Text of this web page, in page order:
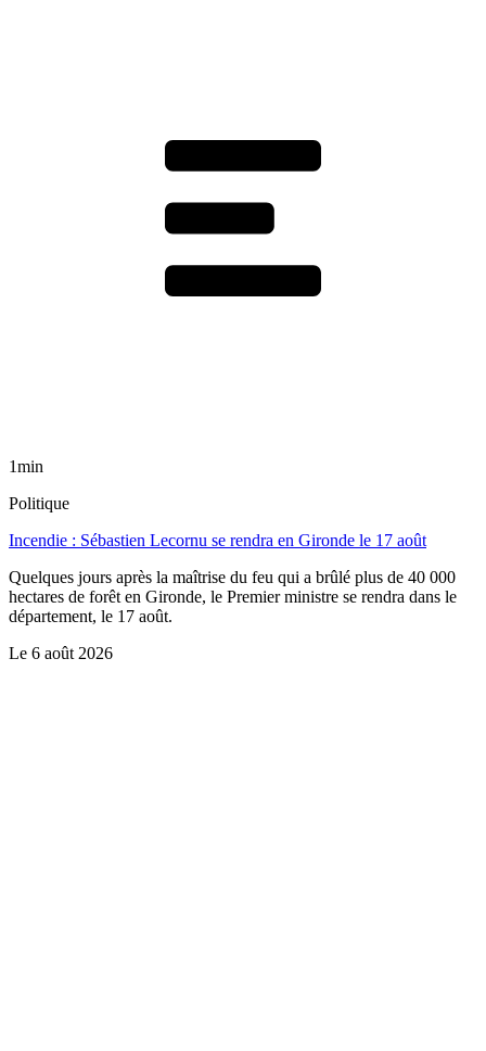
1min
Politique
Incendie : Sébastien Lecornu se rendra en Gironde le 17 août
Quelques jours après la maîtrise du feu qui a brûlé plus de 40 000
hectares de forêt en Gironde, le Premier ministre se rendra dans le
département, le 17 août.
Le 6 août 2026